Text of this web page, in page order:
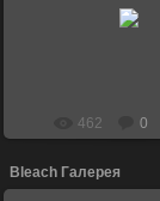
462 0
Bleach Галерея